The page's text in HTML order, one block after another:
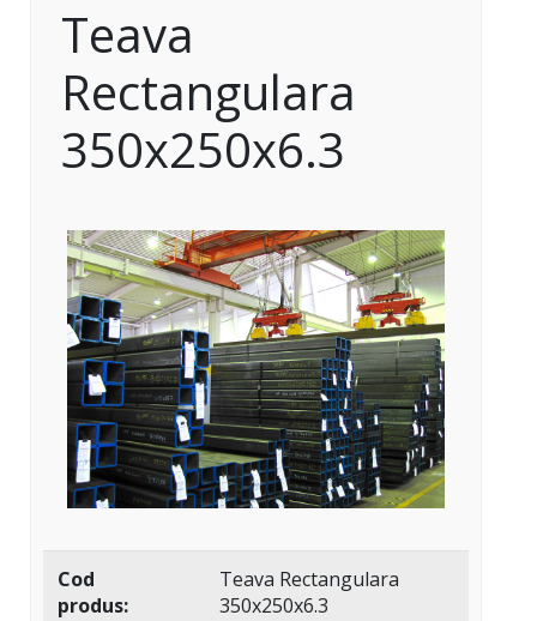
Teava
Rectangulara
350x250x6.3
Cod
produs:
Teava Rectangulara
350x250x6.3